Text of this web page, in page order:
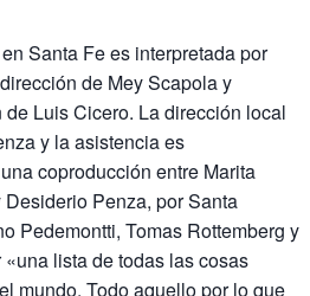
Santa Fe es interpretada por
de Mey Scapola y
Luis Cicero. La dirección local
y la asistencia es
coproducción entre Marita
Penza, por Santa
Pedemontti, Tomas Rottemberg y
lista de todas las cosas
mundo. Todo aquello por lo que